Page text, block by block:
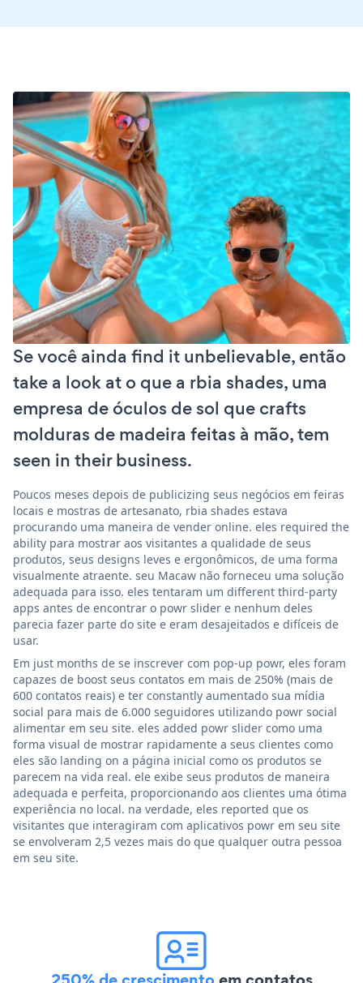
Se você ainda find it unbelievable, então
take a look at o que a rbia shades, uma
empresa de óculos de sol que crafts
molduras de madeira feitas à mão, tem
seen in their business.
Poucos meses depois de publicizing seus negócios em feiras
locais e mostras de artesanato, rbia shades estava
procurando uma maneira de vender online. eles required the
ability para mostrar aos visitantes a qualidade de seus
produtos, seus designs leves e ergonômicos, de uma forma
visualmente atraente. seu Macaw não forneceu uma solução
adequada para isso. eles tentaram um different third-party
apps antes de encontrar o powr slider e nenhum deles
parecia fazer parte do site e eram desajeitados e difíceis de
usar.
Em just months de se inscrever com pop-up powr, eles foram
capazes de boost seus contatos em mais de 250% (mais de
600 contatos reais) e ter constantly aumentado sua mídia
social para mais de 6.000 seguidores utilizando powr social
alimentar em seu site. eles added powr slider como uma
forma visual de mostrar rapidamente a seus clientes como
eles são landing on a página inicial como os produtos se
parecem na vida real. ele exibe seus produtos de maneira
adequada e perfeita, proporcionando aos clientes uma ótima
experiência no local. na verdade, eles reported que os
visitantes que interagiram com aplicativos powr em seu site
se envolveram 2,5 vezes mais do que qualquer outra pessoa
em seu site.